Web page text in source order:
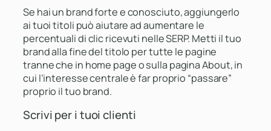
Se hai un brand forte e conosciuto, aggiungerlo
ai tuoi titoli può aiutare ad aumentare le
percentuali di clic ricevuti nelle SERP. Metti il tuo
brand alla fine del titolo per tutte le pagine
tranne che in home page o sulla pagina About, in
cui l’interesse centrale è far proprio “passare”
proprio il tuo brand.
Scrivi per i tuoi clienti